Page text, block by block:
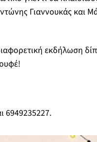
Γιαννουκάς και
εκδήλωση
6949235227.